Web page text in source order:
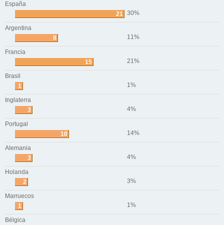
España
21 30%
Argentina
8
11%
Francia
15
21%
Brasil
1
1%
Inglaterra
3
4%
Portugal
10
14%
Alemania
3
4%
Holanda
2
3%
Marruecos
1
1%
Bélgica